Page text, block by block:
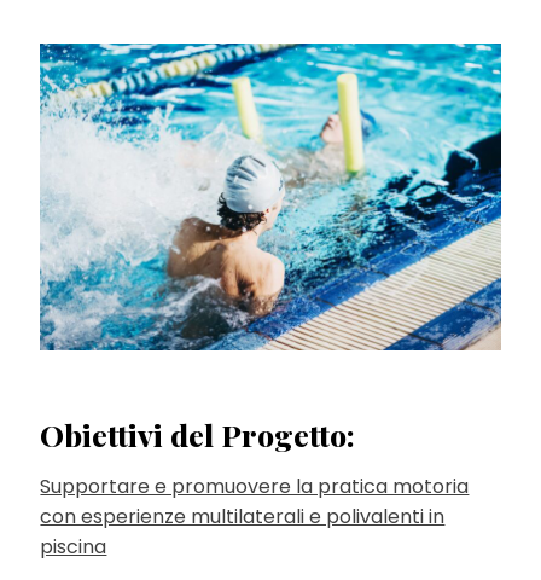
Obiettivi del Progetto:
Supportare e promuovere la pratica motoria
con esperienze multilaterali e polivalenti in
piscina